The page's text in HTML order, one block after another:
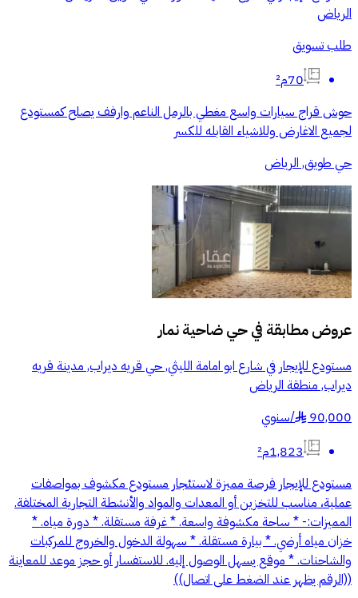
الرياض
طلب تسويق
70م²
حوش قراج سيارات واسع مغطي بالرمل الناعم وارفف يصلح كمستودع
لجميع الاغارض وللاشياء القابله للكسر
حي طويق, الرياض
عروض مطابقة فيحي ضاحية نمار
مستودع للإيجار في شارع ابو امامة الليثي, حي قريه ديراب, مدينة قريه
ديراب, منطقة الرياض
90,000
§
/سنوي
1,823م²
مستودع للإيجار فرصة مميزة لاستئجار مستودع مكشوف بمواصفات
عملية، مناسب للتخزين أو المعدات والمواد والأنشطة التجارية المختلفة.
المميزات:- * ساحة مكشوفة واسعة. * غرفة مستقلة. * دورة مياه. *
خزان مياه أرضي. * بيارة مستقلة. * سهولة الدخول والخروج للمركبات
والشاحنات. * موقع يسهل الوصول إليه. للاستفسار أو حجز موعد للمعاينة
((الرقم يظهر عند الضغط على اتصال))